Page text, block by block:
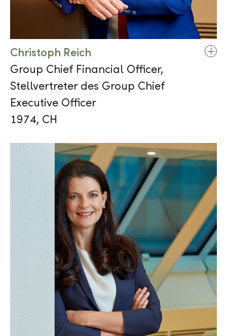
Christoph Reich
Group Chief Financial Officer,
Stellvertreter des Group Chief
Executive Officer
1974, CH